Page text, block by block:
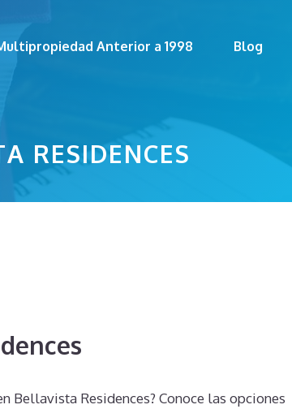
Anterior a 1998 Blog
RESIDENCES
Bellavista Residences? Conoce las opciones